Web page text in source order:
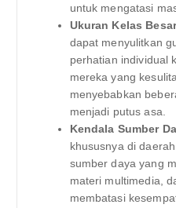
untuk mengatasi
Ukuran Kelas
dapat menyulitkan
perhatian individual
mereka yang
menyebabkan
menjadi putus asa.
Kendala Sumber
khususnya di
sumber daya yang
materi multimedia,
membatasi